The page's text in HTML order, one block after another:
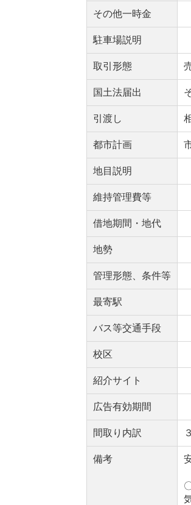
その他一時金
駐車場説明
取引形態
国土法届出
引渡し
都市計画
地目説明
維持管理費等
借地期間・地代
地勢
管理形態、条件等
最寄駅
バス等交通手段
校区
紹介サイト
広告有効期間
間取り内訳
備考